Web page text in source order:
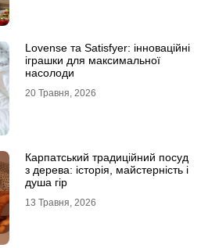
Lovense та Satisfyer: інноваційні
іграшки для максимальної
насолоди
20 Травня, 2026
Карпатський традиційний посуд
з дерева: історія, майстерність і
душа гір
13 Травня, 2026